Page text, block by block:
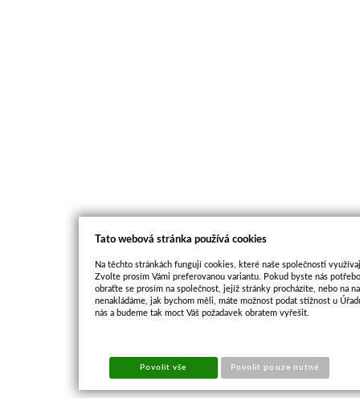
Tato webová stránka používá cookies
Na těchto stránkách fungují cookies, které naše společnosti
Zvolte prosím Vámi preferovanou variantu. Pokud byste nás
obraťte se prosím na společnost, jejíž stránky procházíte, nebo na
nenakládáme, jak bychom měli, máte možnost podat stížnost u
nás a budeme tak moct Váš požadavek obratem vyřešit.
Povolit vše Povolit pouze nutné